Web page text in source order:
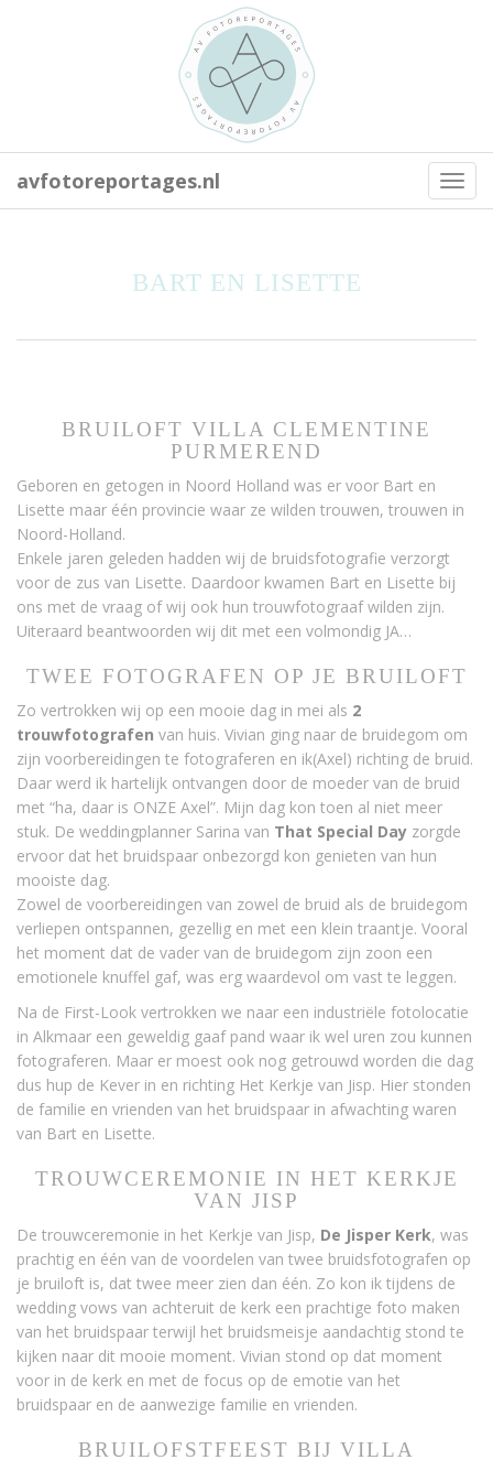
avfotoreportages.nl
BART EN LISETTE
BRUILOFT VILLA CLEMENTINE
PURMEREND
Geboren en getogen in Noord Holland was er voor Bart en
Lisette maar één provincie waar ze wilden trouwen, trouwen in
Noord-Holland.
Enkele jaren geleden hadden wij de bruidsfotografie verzorgt
voor de zus van Lisette. Daardoor kwamen Bart en Lisette bij
ons met de vraag of wij ook hun trouwfotograaf wilden zijn.
Uiteraard beantwoorden wij dit met een volmondig JA…
TWEE FOTOGRAFEN OP JE BRUILOFT
Zo vertrokken wij op een mooie dag in mei als 2
trouwfotografen van huis. Vivian ging naar de bruidegom om
zijn voorbereidingen te fotograferen en ik(Axel) richting de bruid.
Daar werd ik hartelijk ontvangen door de moeder van de bruid
met “ha, daar is ONZE Axel”. Mijn dag kon toen al niet meer
stuk. De weddingplanner Sarina van That Special Day zorgde
ervoor dat het bruidspaar onbezorgd kon genieten van hun
mooiste dag.
Zowel de voorbereidingen van zowel de bruid als de bruidegom
verliepen ontspannen, gezellig en met een klein traantje. Vooral
het moment dat de vader van de bruidegom zijn zoon een
emotionele knuffel gaf, was erg waardevol om vast te leggen.
Na de First-Look vertrokken we naar een industriële fotolocatie
in Alkmaar een geweldig gaaf pand waar ik wel uren zou kunnen
fotograferen. Maar er moest ook nog getrouwd worden die dag
dus hup de Kever in en richting Het Kerkje van Jisp. Hier stonden
de familie en vrienden van het bruidspaar in afwachting waren
van Bart en Lisette.
TROUWCEREMONIE IN HET KERKJE
VAN JISP
De trouwceremonie in het Kerkje van Jisp, De Jisper Kerk, was
prachtig en één van de voordelen van twee bruidsfotografen op
je bruiloft is, dat twee meer zien dan één. Zo kon ik tijdens de
wedding vows van achteruit de kerk een prachtige foto maken
van het bruidspaar terwijl het bruidsmeisje aandachtig stond te
kijken naar dit mooie moment. Vivian stond op dat moment
voor in de kerk en met de focus op de emotie van het
bruidspaar en de aanwezige familie en vrienden.
BRUILOFSTFEEST BIJ VILLA